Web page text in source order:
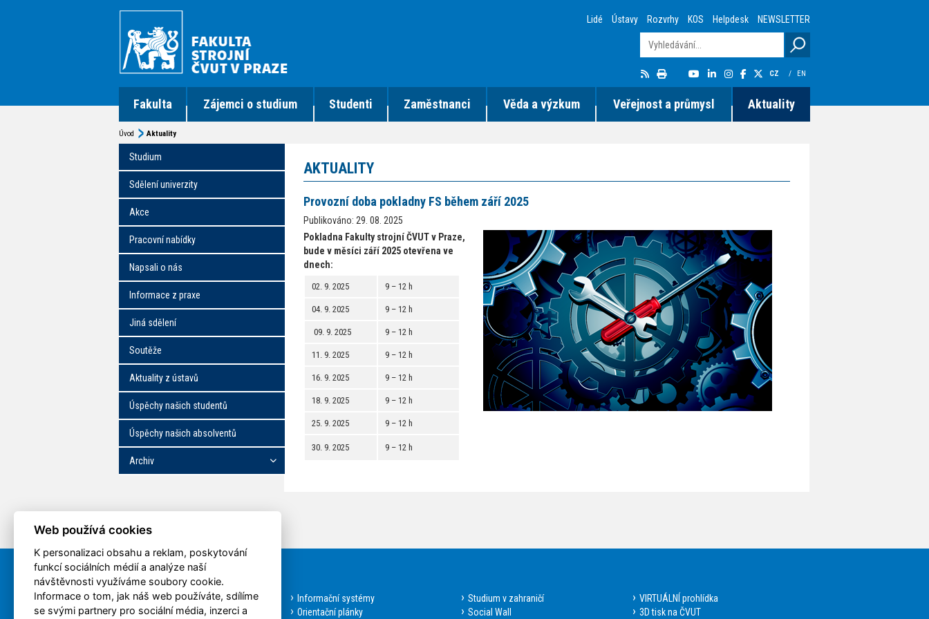
Fakulta Zájemci o studium Studenti Zaměstnanci Věda a výzkum Veřejnost a průmysl Aktuality
Lidé Ústavy Rozvrhy KOS Helpdesk NEWSLETTER
CZ / EN
Úvod Aktuality
Studium
Sdělení univerzity
Akce
Pracovní nabídky
Napsali o nás
Informace z praxe
Jiná sdělení
Soutěže
Aktuality z ústavů
Úspěchy našich studentů
Úspěchy našich absolventů
Archiv
AKTUALITY
Provozní doba pokladny FS během září 2025
Publikováno: 29. 08. 2025
Pokladna Fakulty strojní ČVUT v Praze,
bude v měsíci září 2025 otevřena ve
dnech:
02. 9. 2025 9 – 12 h
04. 9. 2025 9 – 12 h
09. 9. 2025 9 – 12 h
11. 9. 2025 9 – 12 h
16. 9. 2025 9 – 12 h
18. 9. 2025 9 – 12 h
25. 9. 2025 9 – 12 h
30. 9. 2025 9 – 12 h
Rychlá volba
Aktuality
Bakalářské studium
Informační systémy
Orientační plánky
Studium v zahraničí
Social Wall
VIRTUÁLNÍ prohlídka
3D tisk na ČVUT
Web používá cookies
K personalizaci obsahu a reklam, poskytování
funkcí sociálních médií a analýze naší
návštěvnosti využíváme soubory cookie.
Informace o tom, jak náš web používáte, sdílíme
se svými partnery pro sociální média, inzerci a